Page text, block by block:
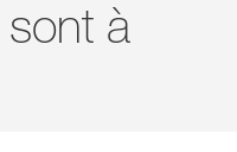
à